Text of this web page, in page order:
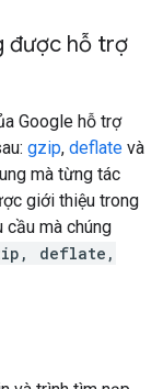
được hỗ trợ
Google hỗ trợ
gzip, deflate và
mà từng tác
giới thiệu trong
cầu mà chúng
deflate,